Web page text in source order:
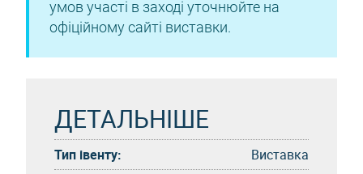
умов участі в заході уточнюйте на
офіційному сайті виставки.
ДЕТАЛЬНІШЕ
Тип івенту:
Виставка